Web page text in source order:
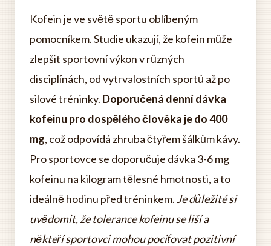
Kofein je ve světě sportu oblíbeným
pomocníkem. Studie ukazují, že kofein může
zlepšit sportovní výkon v různých
disciplínách, od vytrvalostních sportů až po
silové tréninky. Doporučená denní dávka
kofeinu pro dospělého člověka je do 400
mg, což odpovídá zhruba čtyřem šálkům kávy.
Pro sportovce se doporučuje dávka 3-6 mg
kofeinu na kilogram tělesné hmotnosti, a to
ideálně hodinu před tréninkem. Je důležité si
uvědomit, že tolerance kofeinu se liší a
někteří sportovci mohou pociťovat pozitivní